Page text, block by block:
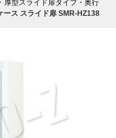
厚型スライド扉タイプ・奥行
ース スライド扉 SMR-HZ138